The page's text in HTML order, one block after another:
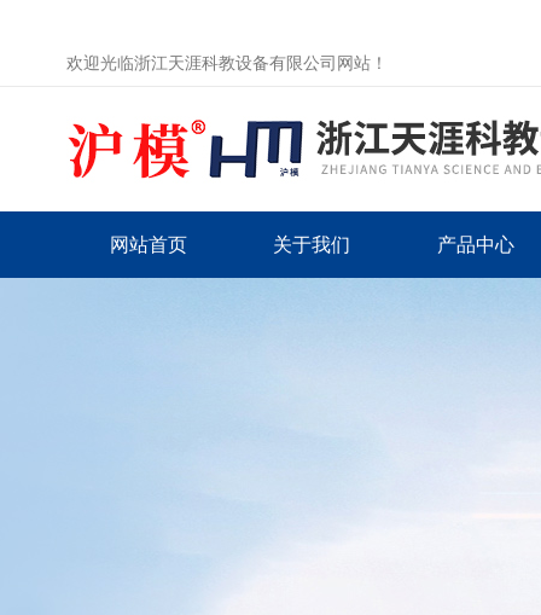
欢迎光临浙江天涯科教设备有限公司网站！
网站首页 关于我们 产品中心